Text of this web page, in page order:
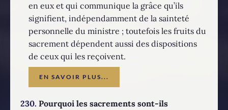
en eux et qui communique la grâce qu’ils
signifient, indépendamment de la sainteté
personnelle du ministre ; toutefois les fruits du
sacrement dépendent aussi des dispositions
de ceux qui les reçoivent.
EN SAVOIR PLUS...
230. Pourquoi les sacrements sont-ils